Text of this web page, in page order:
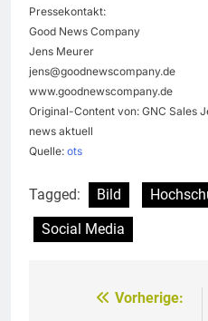
Pressekontakt:
Good News Company
Jens Meurer
jens@goodnewscompany.de
www.goodnewscompany.de
Original-Content von: GNC Sales
news aktuell
Quelle: ots
Tagged: Bild
Social Media
Vorherige: